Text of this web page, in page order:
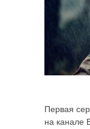
Первая
на канале